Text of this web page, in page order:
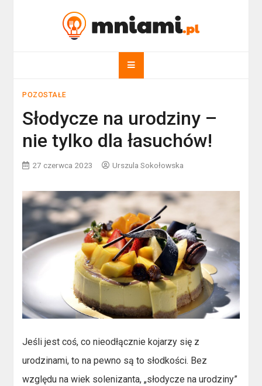
mniami.pl
POZOSTAŁE
Słodycze na urodziny –
nie tylko dla łasuchów!
27 czerwca 2023 Urszula Sokołowska
Jeśli jest coś, co nieodłącznie kojarzy się z
urodzinami, to na pewno są to słodkości. Bez
względu na wiek solenizanta, „słodycze na urodziny”